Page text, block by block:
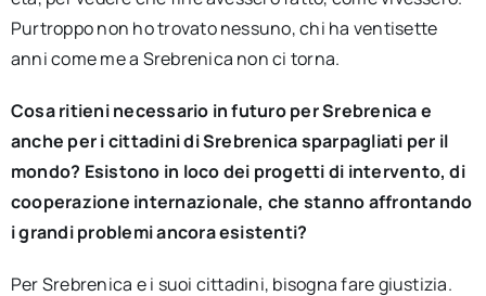
Purtroppo non ho trovato nessuno, chi ha ventisette
anni come me a Srebrenica non ci torna.
Cosa ritieni necessario in futuro per Srebrenica e
anche per i cittadini di Srebrenica sparpagliati per il
mondo? Esistono in loco dei progetti di intervento, di
cooperazione internazionale, che stanno affrontando
i grandi problemi ancora esistenti?
Per Srebrenica e i suoi cittadini, bisogna fare giustizia.